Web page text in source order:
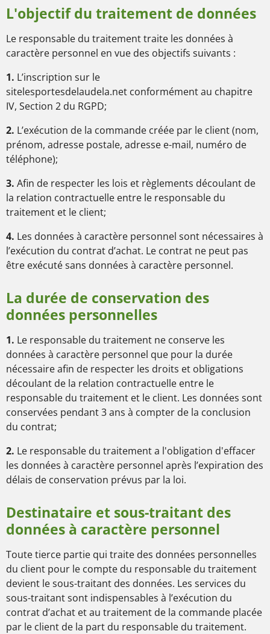
L'objectif du traitement de données
Le responsable du traitement traite les données à
caractère personnel en vue des objectifs suivants :
1. L’inscription sur le
sitelesportesdelaudela.net conformément au chapitre
IV, Section 2 du RGPD;
2. L’exécution de la commande créée par le client (nom,
prénom, adresse postale, adresse e-mail, numéro de
téléphone);
3. Afin de respecter les lois et règlements découlant de
la relation contractuelle entre le responsable du
traitement et le client;
4. Les données à caractère personnel sont nécessaires à
l’exécution du contrat d’achat. Le contrat ne peut pas
être exécuté sans données à caractère personnel.
La durée de conservation des
données personnelles
1. Le responsable du traitement ne conserve les
données à caractère personnel que pour la durée
nécessaire afin de respecter les droits et obligations
découlant de la relation contractuelle entre le
responsable du traitement et le client. Les données sont
conservées pendant 3 ans à compter de la conclusion
du contrat;
2. Le responsable du traitement a l'obligation d'effacer
les données à caractère personnel après l’expiration des
délais de conservation prévus par la loi.
Destinataire et sous-traitant des
données à caractère personnel
Toute tierce partie qui traite des données personnelles
du client pour le compte du responsable du traitement
devient le sous-traitant des données. Les services du
sous-traitant sont indispensables à l’exécution du
contrat d’achat et au traitement de la commande placée
par le client de la part du responsable du traitement.